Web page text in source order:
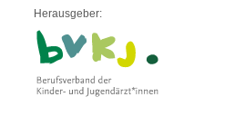
Herausgeber: